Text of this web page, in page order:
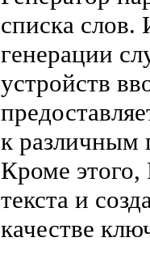
списка слов.
генерации
устройств
к различным
Кроме этого,
текста и
качестве